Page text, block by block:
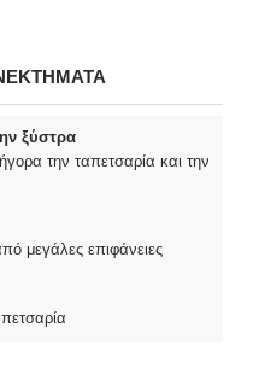
ξύστρα
την ταπετσαρία και την
μεγάλες επιφάνειες